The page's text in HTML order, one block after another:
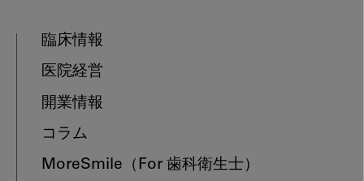
臨床情報
医院経営
開業情報
コラム
MoreSmile （For 歯科衛生士）